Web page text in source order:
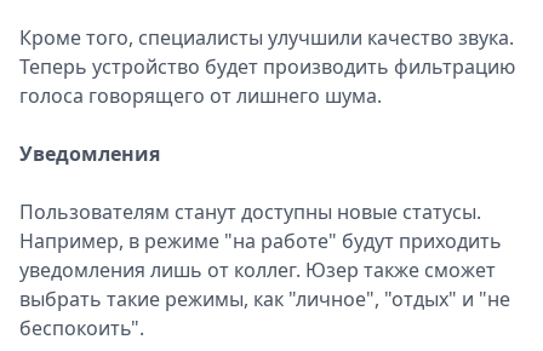
Кроме того, специалисты улучшили качество звука.
Теперь устройство будет производить фильтрацию
голоса говорящего от лишнего шума.
Уведомления
Пользователям станут доступны новые статусы.
Например, в режиме "на работе" будут приходить
уведомления лишь от коллег. Юзер также сможет
выбрать такие режимы, как "личное", "отдых" и "не
беспокоить".